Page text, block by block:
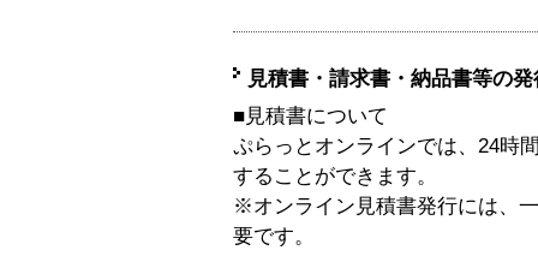
見積書・請求書・納品書等の
■見積書について
ぷらっとオンラインでは、24時
することができます。
※オンライン見積書発行には、
要です。